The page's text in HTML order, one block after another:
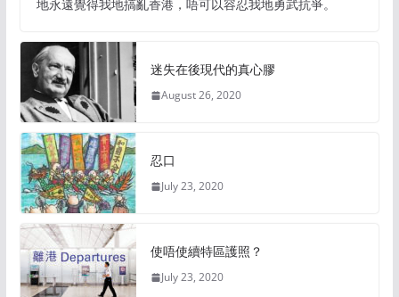
地永遠覺得我地搞亂香港，唔可以容忍我地勇武抗爭。
迷失在後現代的真心膠
August 26, 2020
忍口
July 23, 2020
使唔使續特區護照？
July 23, 2020